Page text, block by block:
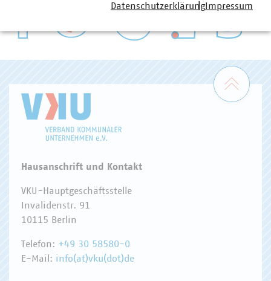
WASSER/ABWASSER
Zum
Hausanschrift und Kontakt
VKU-Hauptgeschäftsstelle
Invalidenstr. 91
10115 Berlin
Telefon: +49 30 58580-0
E-Mail: info(at)vku(dot)de
DatenschutzerklärungImpressum